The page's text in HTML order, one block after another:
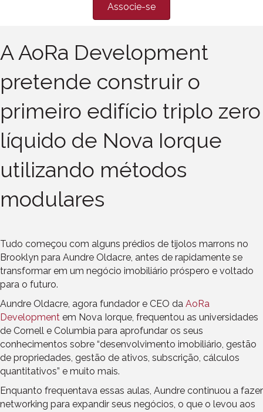
Associe-se
A AoRa Development
pretende construir o
primeiro edifício triplo zero
líquido de Nova Iorque
utilizando métodos
modulares
Tudo começou com alguns prédios de tijolos marrons no
Brooklyn para Aundre Oldacre, antes de rapidamente se
transformar em um negócio imobiliário próspero e voltado
para o futuro.
Aundre Oldacre, agora fundador e CEO da AoRa
Development em Nova Iorque, frequentou as universidades
de Cornell e Columbia para aprofundar os seus
conhecimentos sobre “desenvolvimento imobiliário, gestão
de propriedades, gestão de ativos, subscrição, cálculos
quantitativos” e muito mais.
Enquanto frequentava essas aulas, Aundre continuou a fazer
networking para expandir seus negócios, o que o levou aos